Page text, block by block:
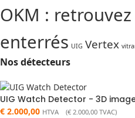
OKM :
enterrés UIG Vertex
Nos détecteurs
UIG Watch Detector - 3D
€ 2.000,00 HTVA (€ 2.000,00 TVAC)